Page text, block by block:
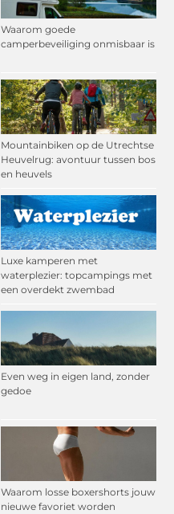
Waarom goede
camperbeveiliging onmisbaar is
Mountainbiken op de Utrechtse
Heuvelrug: avontuur tussen bos
en heuvels
Luxe kamperen met
waterplezier: topcampings met
een overdekt zwembad
Even weg in eigen land, zonder
gedoe
Waarom losse boxershorts jouw
nieuwe favoriet worden